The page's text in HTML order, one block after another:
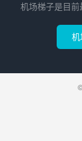
机场梯子是目前
机